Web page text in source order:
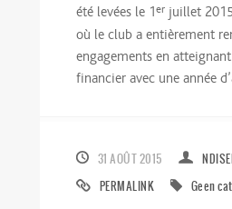
été levées le 1er juillet
où le club a entièrement
engagements en
financier avec une année
31 AOÛT 2015
PERMALINK
Geen